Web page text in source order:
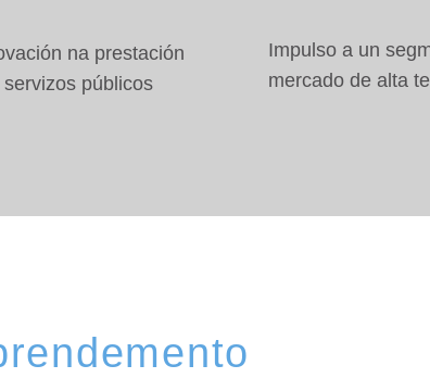
na prestación
servizos públicos
Impulso a un
mercado de alta